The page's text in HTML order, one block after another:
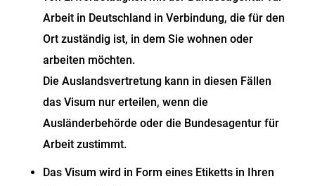
Arbeit in Deutschland in Verbindung, die für den
Ort zuständig ist, in dem Sie wohnen oder
arbeiten möchten.
Die Auslandsvertretung kann in diesen Fällen
das Visum nur erteilen, wenn die
Ausländerbehörde oder die Bundesagentur für
Arbeit zustimmt.
Das Visum wird in Form eines Etiketts in Ihren